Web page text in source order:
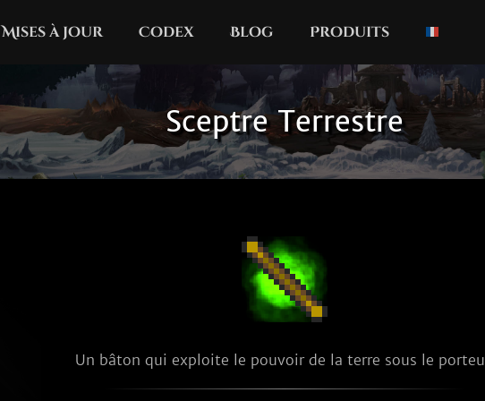
Mises à jour Codex Blog Produits
Sceptre Terrestre
Un bâton qui exploite le pouvoir de la terre sous le